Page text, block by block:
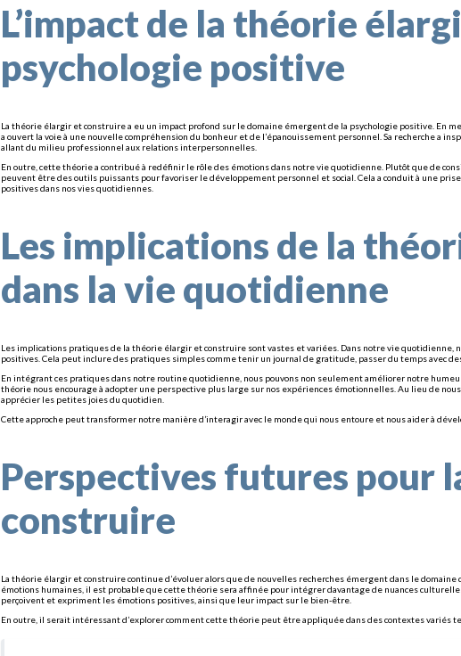
L’impact de la théorie
psychologie positive
La théorie élargir et construire a eu un impact profond sur le domaine émergent de la psychologie positive. En
a ouvert la voie à une nouvelle compréhension du bonheur et de l’épanouissement personnel. Sa recherche a
allant du milieu professionnel aux relations interpersonnelles.
En outre, cette théorie a contribué à redéfinir le rôle des émotions dans notre vie quotidienne. Plutôt que de
peuvent être des outils puissants pour favoriser le développement personnel et social. Cela a conduit à une
positives dans nos vies quotidiennes.
Les implications de la
dans la vie quotidienne
Les implications pratiques de la théorie élargir et construire sont vastes et variées. Dans notre vie
positives. Cela peut inclure des pratiques simples comme tenir un journal de gratitude, passer du temps avec
En intégrant ces pratiques dans notre routine quotidienne, nous pouvons non seulement améliorer notre
théorie nous encourage à adopter une perspective plus large sur nos expériences émotionnelles. Au lieu de
apprécier les petites joies du quotidien.
Cette approche peut transformer notre manière d’interagir avec le monde qui nous entoure et nous aider à
Perspectives futures pour
construire
La théorie élargir et construire continue d’évoluer alors que de nouvelles recherches émergent dans le
émotions humaines, il est probable que cette théorie sera affinée pour intégrer davantage de nuances
perçoivent et expriment les émotions positives, ainsi que leur impact sur le bien-être.
En outre, il serait intéressant d’explorer comment cette théorie peut être appliquée dans des contextes variés